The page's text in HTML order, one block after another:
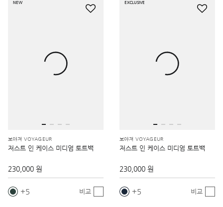
NEW
보야져 VOYAGEUR
저스트 인 케이스 미디엄 토트백
230,000 원
5 비교
EXCLUSIVE
보야져 VOYAGEUR
저스트 인 케이스 미디엄 토트백
230,000 원
5 비교